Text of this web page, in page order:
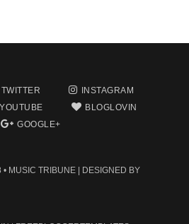
TWITTER
INSTAGRAM
YOUTUBE
BLOGLOVIN
GOOGLE+
• MUSIC TRIBUNE | DESIGNED BY